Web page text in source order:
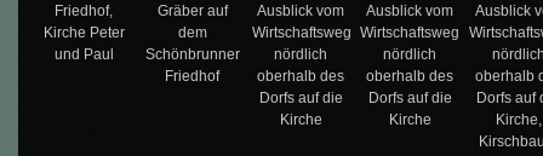
Friedhof,
Kirche Peter
und Paul
Gräber auf
dem
Schönbrunner
Friedhof
Ausblick vom
Wirtschaftsweg
nördlich
oberhalb des
Dorfs auf die
Kirche
Ausblick vom
Wirtschaftsweg
nördlich
oberhalb des
Dorfs auf die
Kirche
Ausblick
oberhalb
Dorfs auf
Kirche,